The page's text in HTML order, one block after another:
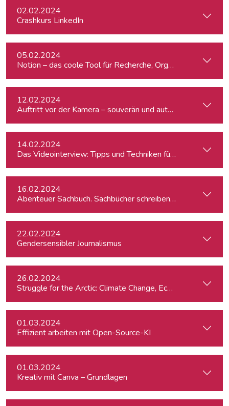
02.02.2024
Crashkurs LinkedIn
05.02.2024
Notion – das coole Tool für Recherche, Organisation &
12.02.2024
Auftritt vor der Kamera – souverän und authentisch
14.02.2024
Das Videointerview: Tipps und Techniken für TV und Web
16.02.2024
Abenteuer Sachbuch. Sachbücher schreiben für
22.02.2024
Gendersensibler Journalismus
26.02.2024
01.03.2024
Effizient arbeiten mit Open-Source-KI
01.03.2024
Kreativ mit Canva – Grundlagen